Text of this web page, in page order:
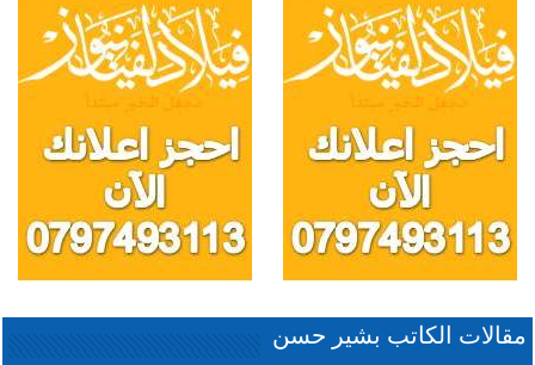
مقالات الكاتب بشير حسن